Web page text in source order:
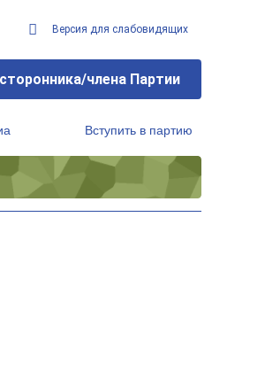
Версия для слабовидящих
члена Партии
Вступить в партию